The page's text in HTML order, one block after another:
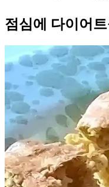
점심에 다이어